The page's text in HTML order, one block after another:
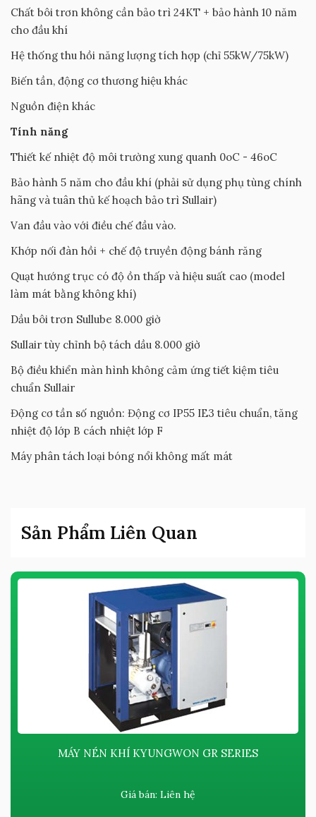
Chất bôi trơn không cần bảo trì 24KT + bảo hành 10 năm
cho đầu khí
Hệ thống thu hồi năng lượng tích hợp (chỉ 55kW/75kW)
Biến tần, động cơ thương hiệu khác
Nguồn điện khác
Tính năng
Thiết kế nhiệt độ môi trường xung quanh 0oC - 46oC
Bảo hành 5 năm cho đầu khí (phải sử dụng phụ tùng chính
hãng và tuân thủ kế hoạch bảo trì Sullair)
Van đầu vào với điều chế đầu vào.
Khớp nối đàn hồi + chế độ truyền động bánh răng
Quạt hướng trục có độ ồn thấp và hiệu suất cao (model
làm mát bằng không khí)
Dầu bôi trơn Sullube 8.000 giờ
Sullair tùy chỉnh bộ tách dầu 8.000 giờ
Bộ điều khiển màn hình không cảm ứng tiết kiệm tiêu
chuẩn Sullair
Động cơ tần số nguồn: Động cơ IP55 IE3 tiêu chuẩn, tăng
nhiệt độ lớp B cách nhiệt lớp F
Máy phân tách loại bóng nổi không mất mát
Sản Phẩm Liên Quan
MÁY NÉN KHÍ KYUNGWON GR SERIES
Giá bán: Liên hệ